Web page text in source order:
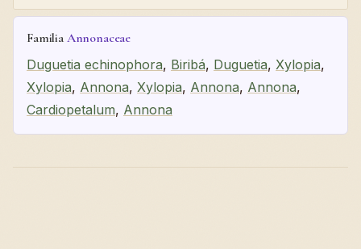
Familia Annonaceae
Duguetia echinophora, Biribá, Duguetia, Xylopia,
Xylopia, Annona, Xylopia, Annona, Annona,
Cardiopetalum, Annona